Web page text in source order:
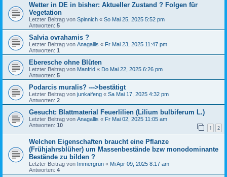
Wetter in DE in bisher: Aktueller Zustand ? Folgen für
Vegetation
Letzter Beitrag von Spinnich « So Mai 25, 2025 5:52 pm
Antworten: 5
Salvia ovrahamis ?
Letzter Beitrag von Anagallis « Fr Mai 23, 2025 11:47 pm
Antworten: 1
Eberesche ohne Blüten
Letzter Beitrag von Manfrid « Do Mai 22, 2025 6:26 pm
Antworten: 5
Podarcis muralis? --->bestätigt
Letzter Beitrag von junkaifeng « Sa Mai 17, 2025 4:32 pm
Antworten: 2
Gesucht: Blattmaterial Feuerlilien (Lilium bulbiferum L.)
Letzter Beitrag von Anagallis « Fr Mai 02, 2025 11:05 am
Antworten: 10 1 2
Welchen Eigenschaften braucht eine Pflanze
(Frühjahrsblüher) um Massenbestände bzw monodominante
Bestände zu bilden ?
Letzter Beitrag von Immergrün « Mi Apr 09, 2025 8:17 am
Antworten: 4